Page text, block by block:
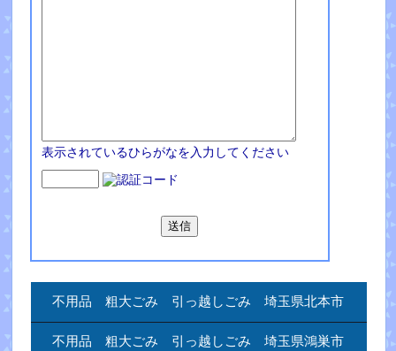
表示されているひらがなを入力してください
不用品 粗大ごみ 引っ越しごみ 埼玉県北本市
不用品 粗大ごみ 引っ越しごみ 埼玉県鴻巣市